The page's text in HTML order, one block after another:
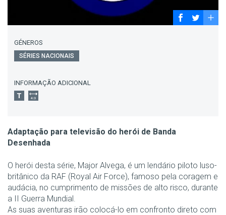
GÉNEROS
SÉRIES NACIONAIS
INFORMAÇÃO ADICIONAL
Adaptação para televisão do herói de Banda
Desenhada
O herói desta série, Major Alvega, é um lendário piloto luso-
britânico da RAF (Royal Air Force), famoso pela coragem e
audácia, no cumprimento de missões de alto risco, durante
a II Guerra Mundial.
As suas aventuras irão colocá-lo em confronto direto com